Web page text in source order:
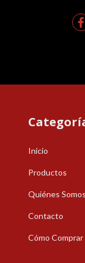
Inicio
Productos
Quiénes Somos
Contacto
Cómo Comprar